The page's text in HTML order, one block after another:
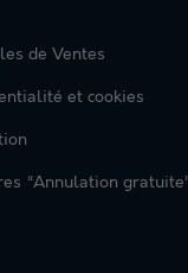
de Ventes
et cookies
“Annulation